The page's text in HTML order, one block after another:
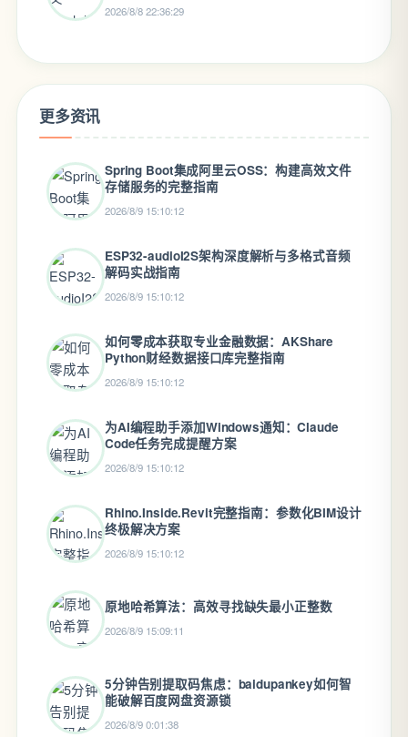
2026/8/8 22:36:29
更多资讯
Spring Boot集成阿里云OSS：构建高效文件
存储服务的完整指南
2026/8/9 15:10:12
ESP32-audioI2S架构深度解析与多格式音频
解码实战指南
2026/8/9 15:10:12
如何零成本获取专业金融数据：AKShare
Python财经数据接口库完整指南
2026/8/9 15:10:12
为AI编程助手添加Windows通知：Claude
Code任务完成提醒方案
2026/8/9 15:10:12
Rhino.Inside.Revit完整指南：参数化BIM设计
终极解决方案
2026/8/9 15:10:12
原地哈希算法：高效寻找缺失最小正整数
2026/8/9 15:09:11
5分钟告别提取码焦虑：baidupankey如何智
能破解百度网盘资源锁
2026/8/9 0:01:38